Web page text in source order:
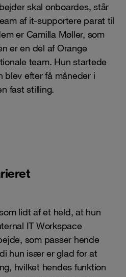
skal onboardes, står
af it-supportere parat til
er Camilla Møller, som
er en del af Orange
team. Hun startede
blev efter få måneder i
fast stilling.
lidt af et held, at hun
IT Workspace
som passer hende
hun især er glad for at
hvilket hendes funktion